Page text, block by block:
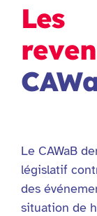
Les
Le CAWaB
législatif
des
situation de